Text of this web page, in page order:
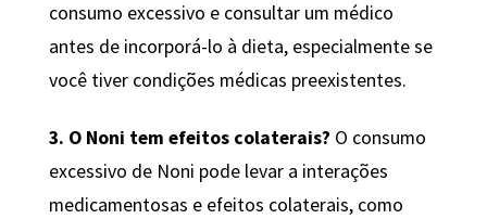
consumo excessivo e consultar um médico
antes de incorporá-lo à dieta, especialmente se
você tiver condições médicas preexistentes.
3. O Noni tem efeitos colaterais? O consumo
excessivo de Noni pode levar a interações
medicamentosas e efeitos colaterais, como